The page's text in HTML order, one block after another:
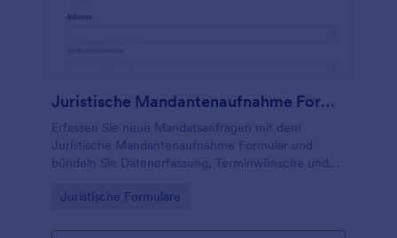
Juristische Mandantenaufnahme Formular
Erfassen Sie neue Mandatsanfragen mit dem
Juristische Mandantenaufnahme Formular und
bündeln Sie Datenerfassung, Terminwünsche und
Kanzleien und juristische Beratungsstellen.
Go to Category:
Juristische Formulare